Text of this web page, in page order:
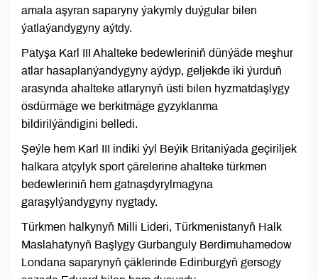
amala aşyran saparyny ýakymly duýgular bilen
ýatlaýandygyny aýtdy.
Patyşa Karl III Ahalteke bedewleriniň dünýäde meşhur
atlar hasaplanýandygyny aýdyp, geljekde iki ýurduň
arasynda ahalteke atlarynyň üsti bilen hyzmatdaşlygy
ösdürmäge we berkitmäge gyzyklanma
bildirilýändigini belledi.
Şeýle hem Karl III indiki ýyl Beýik Britaniýada geçiriljek
halkara atçylyk sport çärelerine ahalteke türkmen
bedewleriniň hem gatnaşdyrylmagyna
garaşylýandygyny nygtady.
Türkmen halkynyň Milli Lideri, Türkmenistanyň Halk
Maslahatynyň Başlygy Gurbanguly Berdimuhamedow
Londana saparynyň çäklerinde Edinburgyň gersogy